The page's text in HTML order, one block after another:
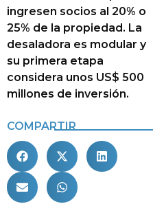
ingresen socios al 20% o
25% de la propiedad. La
desaladora es modular y
su primera etapa
considera unos US$ 500
millones de inversión.
COMPARTIR